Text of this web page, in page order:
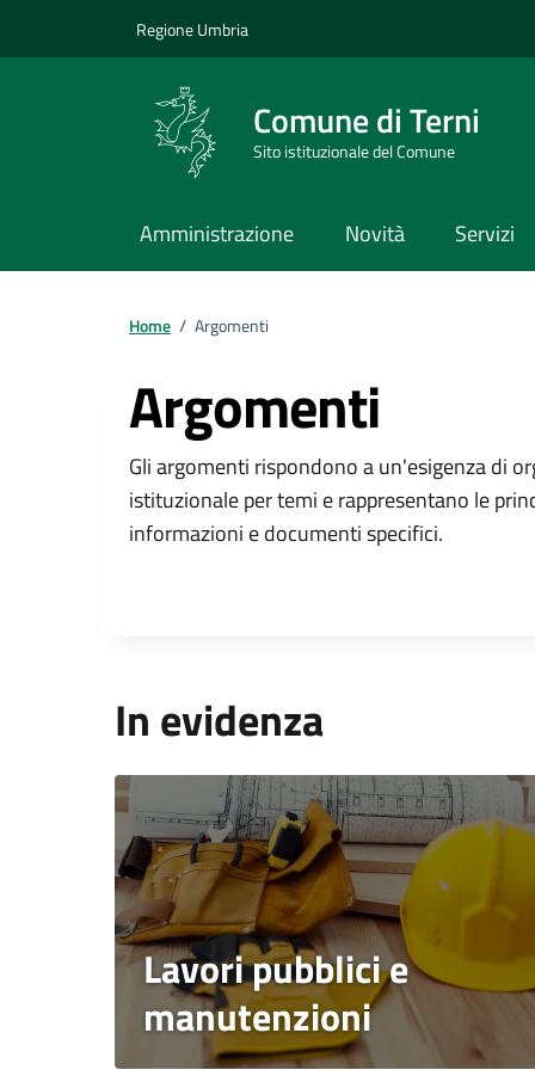
Regione Umbria
Comune di Terni
Sito istituzionale del Comune
Amministrazione Novità Servizi
Home / Argomenti
Argomenti
Gli argomenti rispondono a un'esigenza di
istituzionale per temi e rappresentano le
informazioni e documenti specifici.
In evidenza
Lavori pubblici e
manutenzioni